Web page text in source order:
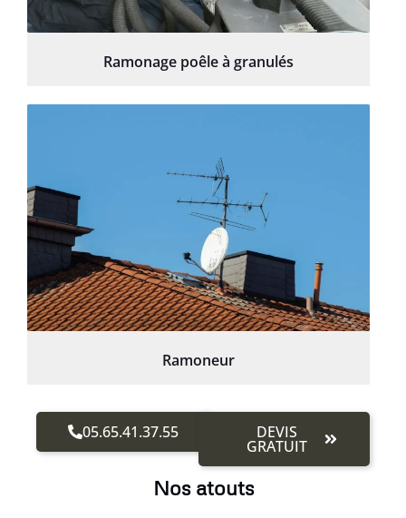
Ramonage poêle à granulés
Ramoneur
05.65.41.37.55 DEVIS
GRATUIT
Nos atouts